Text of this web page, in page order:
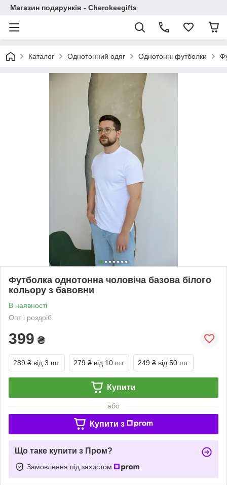
Магазин подарунків - Cherokeegifts
Каталог Однотонний одяг Однотонні футболки
Футболка однотонна чоловіча базова білого
кольору з бавовни
В наявності
Опт і роздріб
399 ₴
289 ₴ від 3 шт. 279 ₴ від 10 шт. 249 ₴ від 50 шт.
Купити
або
Купити з
Що таке купити з Пром?
Замовлення під захистом